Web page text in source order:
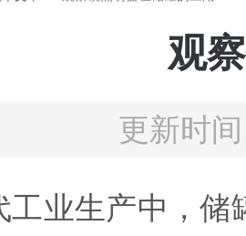
观
更新时
生产中，储